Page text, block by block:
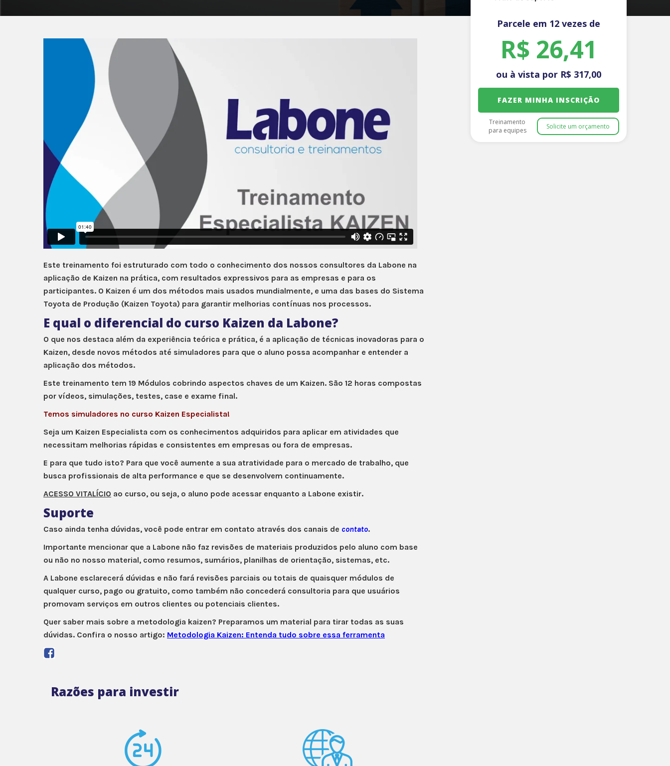
Este treinamento foi estruturado com todo o conhecimento dos nossos consultores da Labone na
aplicação de Kaizen na prática, com resultados expressivos para as empresas e para os
participantes. O Kaizen é um dos métodos mais usados mundialmente, e uma das bases do Sistema
Toyota de Produção (Kaizen Toyota) para garantir melhorias contínuas nos processos.
E qual o diferencial do curso Kaizen da Labone?
O que nos destaca além da experiência teórica e prática, é a aplicação de técnicas inovadoras para o
Kaizen, desde novos métodos até simuladores para que o aluno possa acompanhar e entender a
aplicação dos métodos.
Este treinamento tem 19 Módulos cobrindo aspectos chaves de um Kaizen. São 12 horas compostas
por vídeos, simulações, testes, case e exame final.
Temos simuladores no curso Kaizen Especialista!
Seja um Kaizen Especialista com os conhecimentos adquiridos para aplicar em atividades que
necessitam melhorias rápidas e consistentes em empresas ou fora de empresas.
E para que tudo isto? Para que você aumente a sua atratividade para o mercado de trabalho, que
busca profissionais de alta performance e que se desenvolvem continuamente.
ACESSO VITALÍCIO ao curso, ou seja, o aluno pode acessar enquanto a Labone existir.
Suporte
Caso ainda tenha dúvidas, você pode entrar em contato através dos canais de contato.
Importante mencionar que a Labone não faz revisões de materiais produzidos pelo aluno com base
ou não no nosso material, como resumos, sumários, planilhas de orientação, sistemas, etc.
A Labone esclarecerá dúvidas e não fará revisões parciais ou totais de quaisquer módulos de
qualquer curso, pago ou gratuito, como também não concederá consultoria para que usuários
promovam serviços em outros clientes ou potenciais clientes.
Quer saber mais sobre a metodologia kaizen? Preparamos um material para tirar todas as suas
dúvidas. Confira o nosso artigo: Metodologia Kaizen: Entenda tudo sobre essa ferramenta
Razões para investir
Parcele em 12 vezes de
R$ 26,41
ou à vista por R$ 317,00
FAZER MINHA INSCRIÇÃO
Treinamento
para equipes
Solicite um orçamento